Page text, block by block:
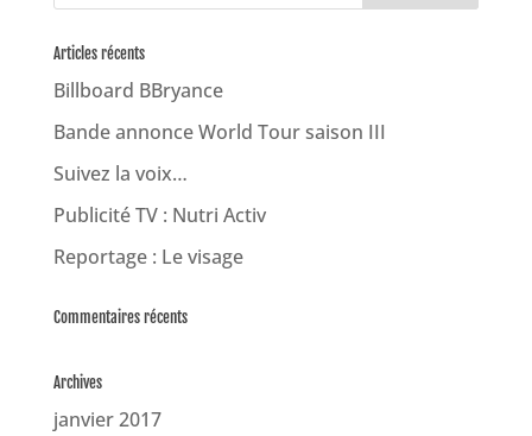
Articles récents
Billboard BBryance
Bande annonce World Tour saison III
Suivez la voix…
Publicité TV : Nutri Activ
Reportage : Le visage
Commentaires récents
Archives
janvier 2017